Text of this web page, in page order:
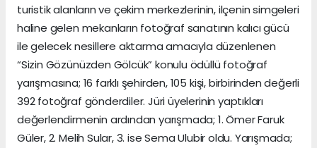
turistik alanların ve çekim merkezlerinin, ilçenin simgeleri
haline gelen mekanların fotoğraf sanatının kalıcı gücü
ile gelecek nesillere aktarma amacıyla düzenlenen
“Sizin Gözünüzden Gölcük” konulu ödüllü fotoğraf
yarışmasına; 16 farklı şehirden, 105 kişi, birbirinden değerli
392 fotoğraf gönderdiler. Jüri üyelerinin yaptıkları
değerlendirmenin ardından yarışmada; 1. Ömer Faruk
Güler, 2. Melih Sular, 3. ise Sema Ulubir oldu. Yarışmada;